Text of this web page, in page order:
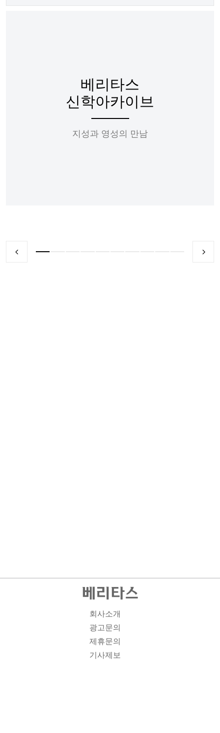
베리타스
신학아카이브
지성과 영성의 만남
회사소개
광고문의
제휴문의
기사제보